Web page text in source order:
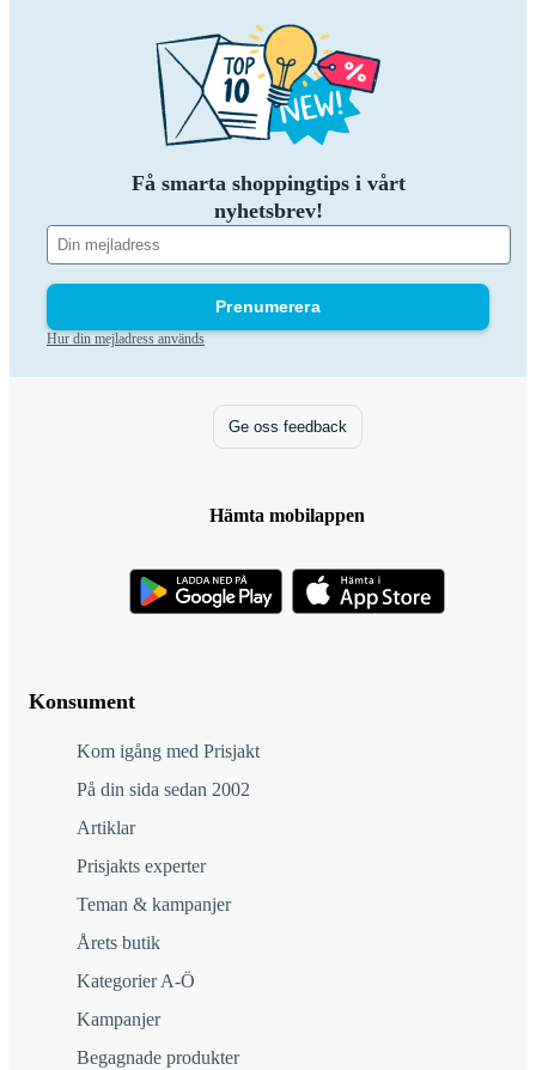
Få smarta shoppingtips i vårt
nyhetsbrev!
Prenumerera
Hur din mejladress används
Konsument
Kom igång med Prisjakt
På din sida sedan 2002
Artiklar
Prisjakts experter
Teman & kampanjer
Årets butik
Kategorier A-Ö
Kampanjer
Begagnade produkter
Ge oss feedback
Hämta mobilappen